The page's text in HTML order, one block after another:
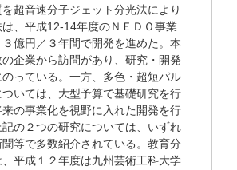
超音速分子ジェット分光法により
、平成12-14年度のＮＥＤＯ事業
億円／３年間で開発を進めた。本
企業から訪問があり、研究・開発
っている。一方、多色・超短パル
ついては、大型予算で基礎研究を行
来の事業化を視野に入れた開発を行
記の２つの研究については、いずれ
聞等で多数紹介されている。教育分
平成１２年度は九州芸術工科大学